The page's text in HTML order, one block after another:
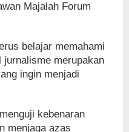
Majalah Forum
belajar memahami
merupakan
ingin menjadi
kebenaran
menjaga azas